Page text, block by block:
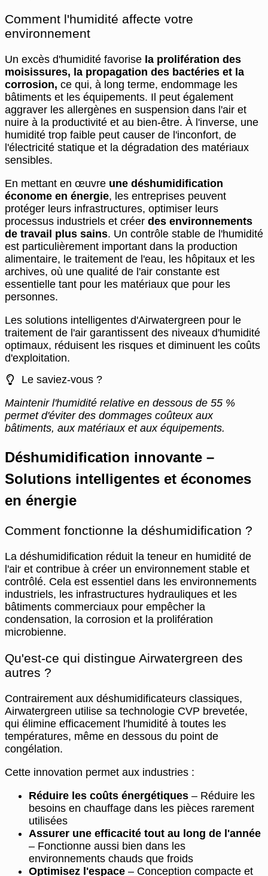
Comment l'humidité affecte votre
environnement
Un excès d'humidité favorise la prolifération des
moisissures, la propagation des bactéries et la
corrosion, ce qui, à long terme, endommage les
bâtiments et les équipements. Il peut également
aggraver les allergènes en suspension dans l'air et
nuire à la productivité et au bien-être. À l'inverse, une
humidité trop faible peut causer de l'inconfort, de
l'électricité statique et la dégradation des matériaux
sensibles.
En mettant en œuvre une déshumidification
économe en énergie, les entreprises peuvent
protéger leurs infrastructures, optimiser leurs
processus industriels et créer des environnements
de travail plus sains. Un contrôle stable de l'humidité
est particulièrement important dans la production
alimentaire, le traitement de l'eau, les hôpitaux et les
archives, où une qualité de l'air constante est
essentielle tant pour les matériaux que pour les
personnes.
Les solutions intelligentes d'Airwatergreen pour le
traitement de l'air garantissent des niveaux d'humidité
optimaux, réduisent les risques et diminuent les coûts
d'exploitation.
Le saviez-vous ?
Maintenir l'humidité relative en dessous de 55 %
permet d'éviter des dommages coûteux aux
bâtiments, aux matériaux et aux équipements.
Déshumidification innovante –
Solutions intelligentes et économes
en énergie
Comment fonctionne la déshumidification ?
La déshumidification réduit la teneur en humidité de
l'air et contribue à créer un environnement stable et
contrôlé. Cela est essentiel dans les environnements
industriels, les infrastructures hydrauliques et les
bâtiments commerciaux pour empêcher la
condensation, la corrosion et la prolifération
microbienne.
Qu'est-ce qui distingue Airwatergreen des
autres ?
Contrairement aux déshumidificateurs classiques,
Airwatergreen utilise sa technologie CVP brevetée,
qui élimine efficacement l'humidité à toutes les
températures, même en dessous du point de
congélation.
Cette innovation permet aux industries :
Réduire les coûts énergétiques – Réduire les
besoins en chauffage dans les pièces rarement
utilisées
Assurer une efficacité tout au long de l'année
– Fonctionne aussi bien dans les
environnements chauds que froids
Optimisez l'espace – Conception compacte et